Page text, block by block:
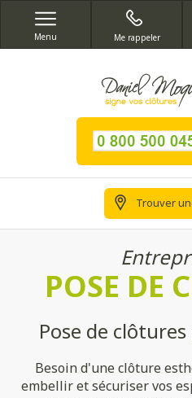
Menu Me rappeler
Trouver
POSE DE
Pose de
Besoin d'une clôture
embellir et sécuriser vos